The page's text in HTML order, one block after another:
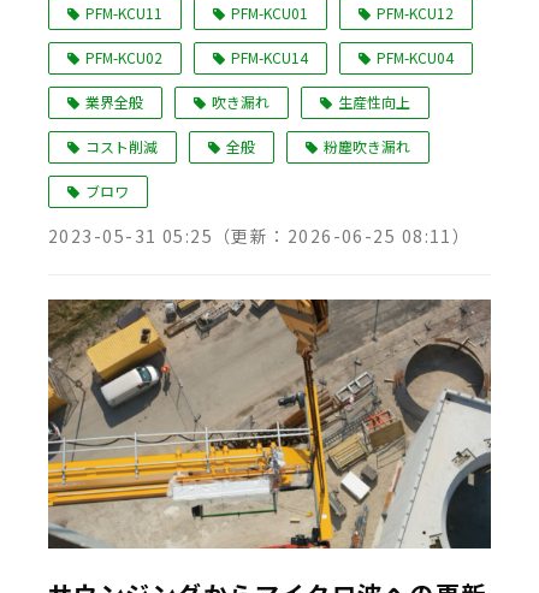
PFM-KCU11 PFM-KCU01 PFM-KCU12
PFM-KCU02 PFM-KCU14 PFM-KCU04
業界全般 吹き漏れ 生産性向上
コスト削減 全般 粉塵吹き漏れ
ブロワ
2023-05-31 05:25 （更新： 2026-06-25 08:11 ）